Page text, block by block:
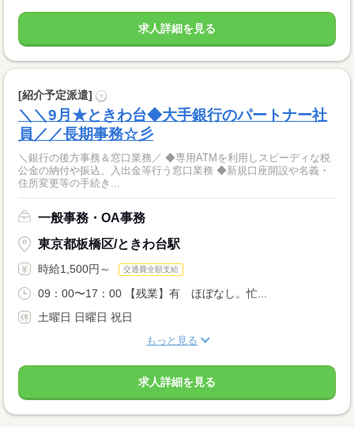
求人詳細を見る
[紹介予定派遣] ?
＼＼9月★ときわ台◆大手銀行のパートナー社
員／／長期事務☆彡
＼銀行の後方事務＆窓口業務／ ◆専用ATMを利用しスピーディな税
公金の納付や振込、入出金等行う窓口業務 ◆新規口座開設や名義・
住所変更等の手続き...
一般事務・OA事務
東京都板橋区/ときわ台駅
時給1,500円～ 交通費全額支給
09：00〜17：00 【残業】有 ほぼなし。忙...
土曜日 日曜日 祝日
もっと見る
求人詳細を見る